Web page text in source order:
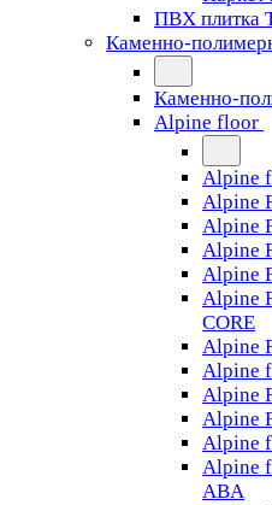
ПВХ плитка
Каменно-
Каменно-
Alpine floor
Alpine
Alpine
Alpine
Alpine
Alpine
Alpine
CORE
Alpine
Alpine
Alpine
Alpine
Alpine
Alpine
ABA